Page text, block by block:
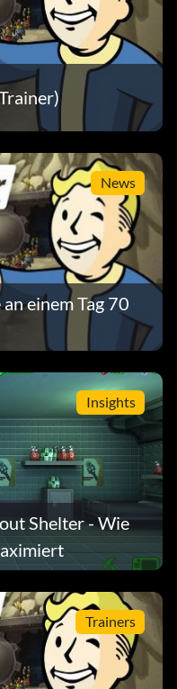
News
einem Tag 70
Insights
Shelter - Wie
Trainers